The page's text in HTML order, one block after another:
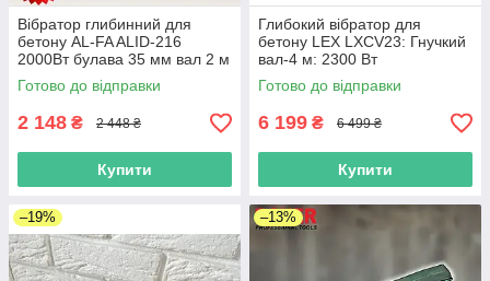
Вібратор глибинний для
бетону AL-FA ALID-216
2000Вт булавa 35 мм вал 2 м
для ущільнення бетону
Готово до відправки
2 148 ₴ 2 448 ₴
Купити
Глибокий вібратор для
бетону LEX LXCV23: Гнучкий
вал-4 м: 2300 Вт
Готово до відправки
6 199 ₴ 6 499 ₴
Купити
–19% –13%